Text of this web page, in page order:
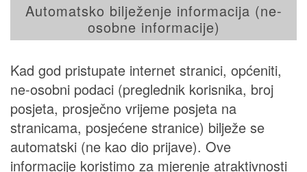
Automatsko bilježenje informacija (ne-
osobne informacije)
Kad god pristupate internet stranici, općeniti,
ne-osobni podaci (preglednik korisnika, broj
posjeta, prosječno vrijeme posjeta na
stranicama, posjećene stranice) bilježe se
automatski (ne kao dio prijave). Ove
informacije koristimo za mjerenje atraktivnosti